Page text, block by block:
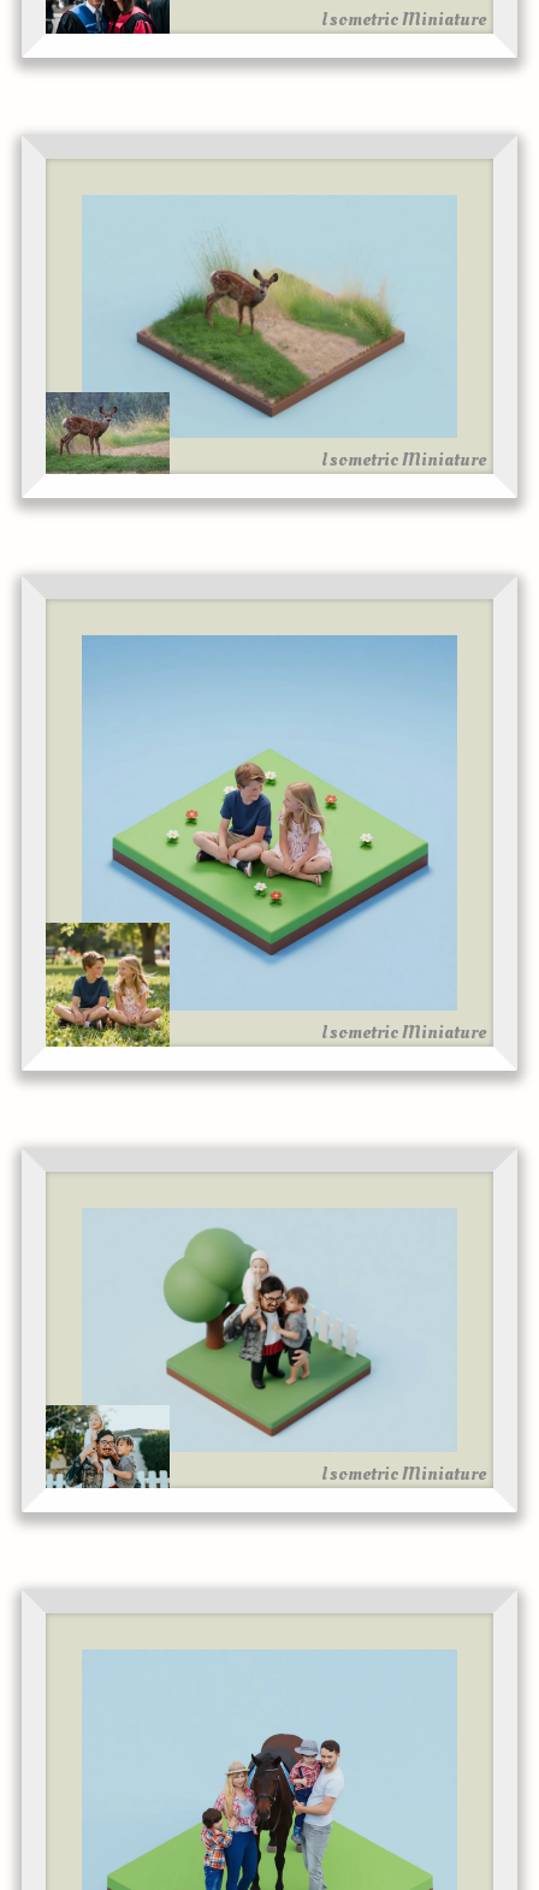
Isometric Miniature
Isometric Miniature
Isometric Miniature
Isometric Miniature